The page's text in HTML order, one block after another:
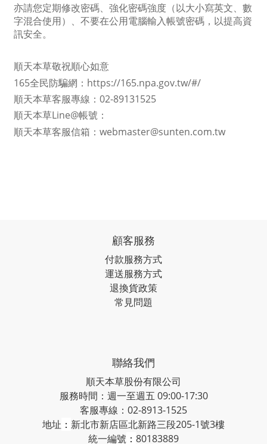
亦請您定期修改密碼、強化密碼強度（以大小寫英文、數
字混合使用）、不要在公用電腦輸入帳號密碼，以提高資
訊安全。
順天本草敬祝順心如意
165全民防騙網： https://165.npa.gov.tw/#/
順天本草客服專線：02-89131525
順天本草Line@帳號：
順天本草客服信箱：webmaster@sunten.com.tw
顧客服務
付款服務方式
運送服務方式
退換貨政策
常見問題
聯絡我們
順天本草股份有限公司
服務時間：週一至週五 09:00-17:30
客服專線：02-8913-1525
地址 ： 新北市新店區北新路三段205-1號3樓
統一編號 ： 80183889